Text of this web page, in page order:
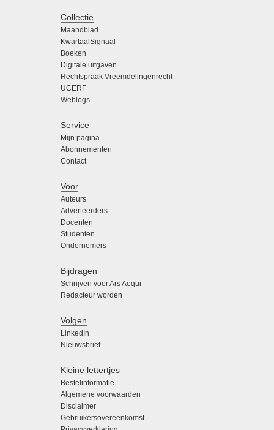
Collectie
Maandblad
KwartaalSignaal
Boeken
Digitale uitgaven
Rechtspraak Vreemdelingenrecht
UCERF
Weblogs
Service
Mijn pagina
Abonnementen
Contact
Voor
Auteurs
Adverteerders
Docenten
Studenten
Ondernemers
Bijdragen
Schrijven voor Ars Aequi
Redacteur worden
Volgen
LinkedIn
Nieuwsbrief
Kleine lettertjes
Bestelinformatie
Algemene voorwaarden
Disclaimer
Gebruikersovereenkomst